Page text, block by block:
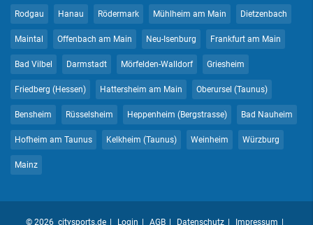
Rodgau Hanau Rödermark Mühlheim am Main Dietzenbach
Maintal Offenbach am Main Neu-Isenburg Frankfurt am Main
Bad Vilbel Darmstadt Mörfelden-Walldorf Griesheim
Friedberg (Hessen) Hattersheim am Main Oberursel (Taunus)
Bensheim Rüsselsheim Heppenheim (Bergstrasse) Bad Nauheim
Hofheim am Taunus Kelkheim (Taunus) Weinheim Würzburg
Mainz
© 2026 citysports.de Login AGB Datenschutz Impressum